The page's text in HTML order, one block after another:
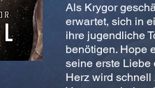
Als Krygor
erwartet, sich in
ihre jugendliche
benötigen. Hope
seine erste Liebe
Herz wird